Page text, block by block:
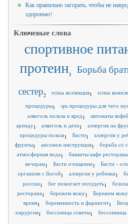
Как правильно загорать, чтобы не
здоровью!
Ключевые слова
спортивное
протеин3
Борьба
сестер2 reima коллекция1 reima
процедуры1 spa процедуры для чего
алкоголь польза и вред1
автоматы
аренду1 алкоголь и дети1 аллергия на
процедуры польза1 Басти1
аллергия у
фрукты1 ансомон инструкция1 борьба со
атмосферная вода1 банкеты кафе рестораны
вечерам1 Басти очищение1
Басти –
организм с йогой1 аллергия у ребенка1
россии1 бег помогает похудеть1
ресторана1 бережем кожу1
Бережем
время1 беременность и фарингит1
хирургия1 бессоница советы1 бессонница